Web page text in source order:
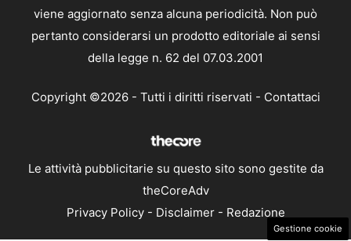
viene aggiornato senza alcuna periodicità. Non può
pertanto considerarsi un prodotto editoriale ai sensi
della legge n. 62 del 07.03.2001
Copyright ©2026 - Tutti i diritti riservati - Contattaci
Le attività pubblicitarie su questo sito sono gestite da
theCoreAdv
Privacy Policy- Disclaimer- Redazione
Gestione cookie